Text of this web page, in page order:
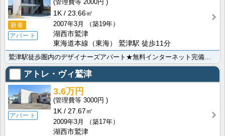
新着
アパート
2000円
1K
23.66㎡
2007年3月
（築19年）
湖西市鷲津
東海道本線（東海） 鷲津駅 徒歩11分
アトレ・ヴィ鷲津
アパート
3.6万円
3000円
1K
27.67㎡
2009年3月
（築17年）
湖西市鷲津